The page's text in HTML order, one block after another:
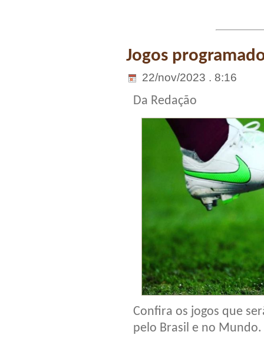
Jogos
22/nov/2023 . 8:16
Da Redação
Confira os jogos que
pelo Brasil e no Mundo.